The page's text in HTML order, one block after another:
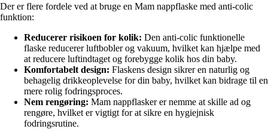
Der er flere fordele ved at bruge en Mam nappflaske med anti-colic
funktion:
Reducerer risikoen for kolik: Den anti-colic funktionelle
flaske reducerer luftbobler og vakuum, hvilket kan hjælpe med
at reducere luftindtaget og forebygge kolik hos din baby.
Komfortabelt design: Flaskens design sikrer en naturlig og
behagelig drikkeoplevelse for din baby, hvilket kan bidrage til en
mere rolig fodringsproces.
Nem rengøring: Mam nappflasker er nemme at skille ad og
rengøre, hvilket er vigtigt for at sikre en hygiejnisk
fodringsrutine.